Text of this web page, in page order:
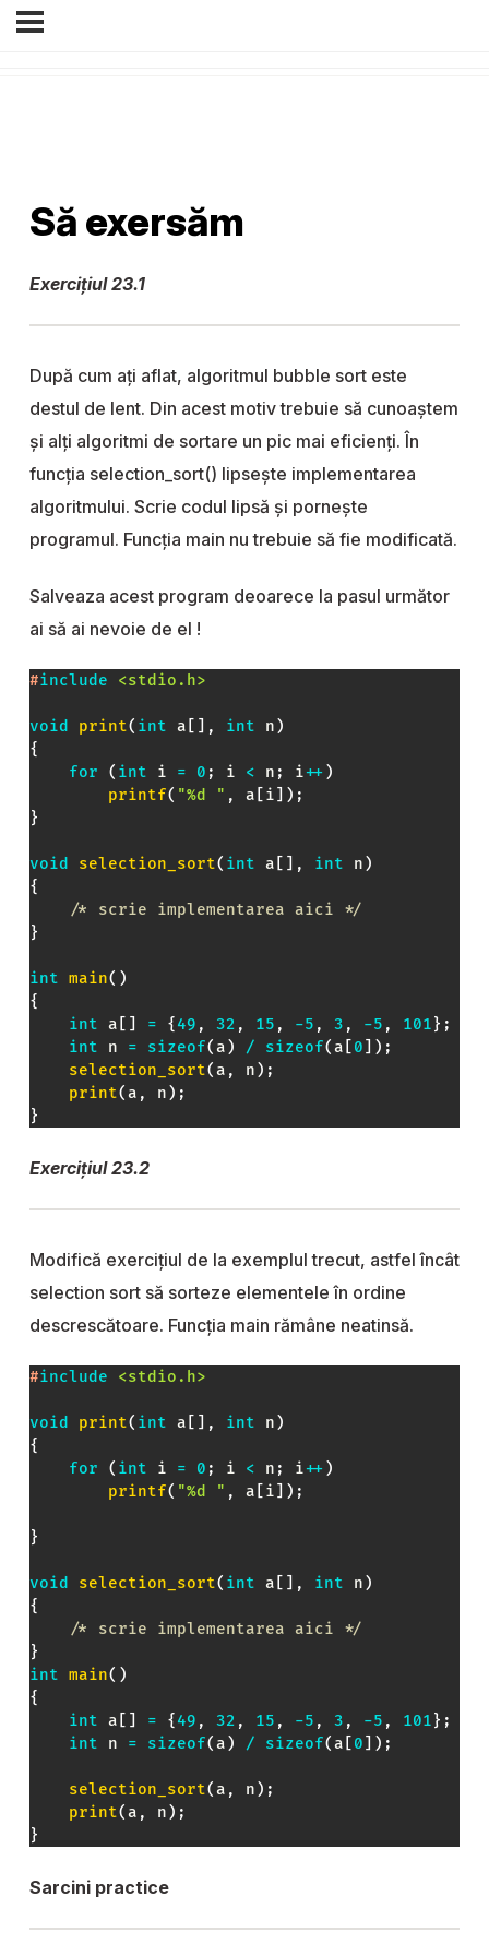
Să exersăm
Exercițiul 23.1
După cum ați aflat, algoritmul bubble sort este
destul de lent. Din acest motiv trebuie să cunoaștem
și alți algoritmi de sortare un pic mai eficienți. În
funcția selection_sort() lipsește implementarea
algoritmului. Scrie codul lipsă și pornește
programul. Funcția main nu trebuie să fie modificată.
Salveaza acest program deoarece la pasul următor
ai să ai nevoie de el !
#include <stdio.h>
void print( int a [ ] , int n )
{
for
( int i = 0 ; i < n ; i++ )
printf( "%d " , a [ i] ) ;
}
void selection_sort( int a [ ] , int n )
{
/* scrie implementarea aici */
}
int main( )
{
int a [ ] = {49 , 32 , 15 , -5 , 3 , -5 , 101} ;
int n = sizeof(a ) / sizeof(a [ 0] ) ;
selection_sort(a , n ) ;
print(a , n ) ;
}
Exercițiul 23.2
Modifică exercițiul de la exemplul trecut, astfel încât
selection sort să sorteze elementele în ordine
descrescătoare. Funcția main rămâne neatinsă.
#include <stdio.h>
void print( int a [ ] , int n )
{
for
( int i = 0 ; i < n ; i++ )
printf( "%d " , a [ i] ) ;
}
void selection_sort( int a [ ] , int n )
{
/* scrie implementarea aici */
}
int main( )
{
int a [ ] = {49 , 32 , 15 , -5 , 3 , -5 , 101} ;
int n = sizeof(a ) / sizeof(a [ 0] ) ;
selection_sort(a , n ) ;
print(a , n ) ;
}
Sarcini practice